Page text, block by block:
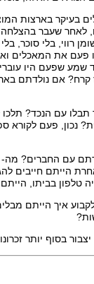
בעיקר בארצות
לאחר שעבר
רווי, בלי סוכר,
פעם את המאכלים
שמע שפעם היו
קרח? אם נולדתם
תבלו עם הנכד?
נכון, פעם לקורא
עם החברים? מה-
הייתם חייבים
בביתו, הייתם
איך הייתם
יצבור בסוף יותר